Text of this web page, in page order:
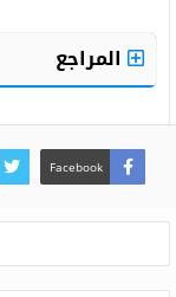
المراجع
Facebook